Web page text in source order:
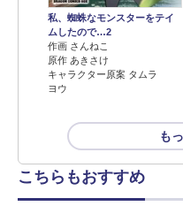
私、蜘蛛なモンスターをテイ
ムしたので…2
作画 さんねこ
原作 あきさけ
キャラクター原案 タムラ
ヨウ
も
こちらもおすすめ